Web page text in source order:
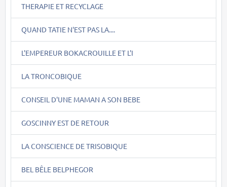
THERAPIE ET RECYCLAGE
QUAND TATIE N'EST PAS LA....
L'EMPEREUR BOKACROUILLE ET L'I
LA TRONCOBIQUE
CONSEIL D'UNE MAMAN A SON BEBE
GOSCINNY EST DE RETOUR
LA CONSCIENCE DE TRISOBIQUE
BEL BÊLE BELPHEGOR